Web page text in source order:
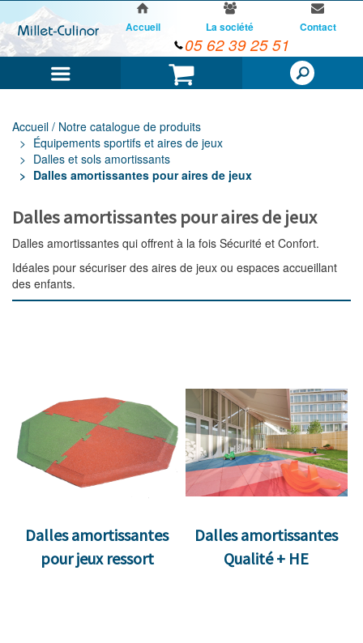
Panier
Accueil La société Contact
05 62 39 25 51
Accueil / Notre catalogue de produits
Équipements sportifs et aires de jeux
Dalles et sols amortissants
Dalles amortissantes pour aires de jeux
Dalles amortissantes pour aires de jeux
Dalles amortissantes qui offrent à la fois Sécurité et Confort.
Idéales pour sécuriser des aires de jeux ou espaces accueillant
des enfants.
Dalles amortissantes
pour jeux ressort
Dalles amortissantes
Qualité + HE